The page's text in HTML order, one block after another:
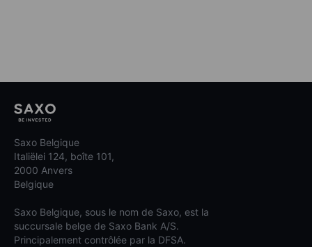
Saxo Belgique
Italiëlei 124, boîte 101,
2000 Anvers
Belgique
Saxo Belgique, sous le nom de Saxo, est la
succursale belge de Saxo Bank A/S.
Principalement contrôlée par la DFSA.